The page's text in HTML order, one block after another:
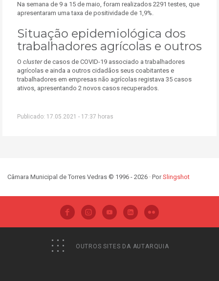
Na semana de 9 a 15 de maio, foram realizados 2291 testes, que
apresentaram uma taxa de positividade de 1,9%.
Situação epidemiológica dos
trabalhadores agrícolas e outros
O clusterde casos de COVID-19 associado a trabalhadores
agrícolas e ainda a outros cidadãos seus coabitantes e
trabalhadores em empresas não agrícolas registava 35 casos
ativos, apresentando 2 novos casos recuperados.
Publicado: 17.05.2021 - 17:37 horas
Câmara Municipal de Torres Vedras © 1996 - 2026 · PorSlingshot
OUTROS SITES DA AUTARQUIA